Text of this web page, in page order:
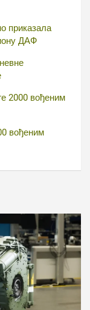
приказала
ДАФ
2000 вођеним
вођеним